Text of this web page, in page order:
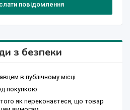
повідомлення
з безпеки
в публічному місці
покупкою
як переконаєтеся, що товар